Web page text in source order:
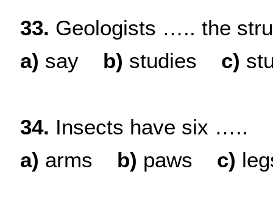
33. Geologists ….. the
a) say b) studies c)
34. Insects have six …..
a) arms b) paws c)